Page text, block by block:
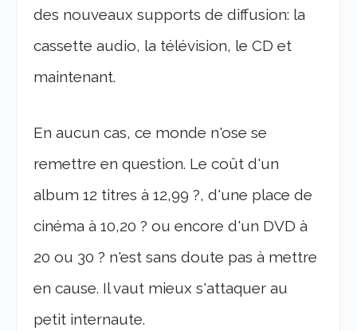
des nouveaux supports de diffusion: la
cassette audio, la télévision, le CD et
maintenant.
En aucun cas, ce monde n'ose se
remettre en question. Le coût d'un
album 12 titres à 12,99 ?, d'une place de
cinéma à 10,20 ? ou encore d'un DVD à
20 ou 30 ? n'est sans doute pas à mettre
en cause. Il vaut mieux s'attaquer au
petit internaute.